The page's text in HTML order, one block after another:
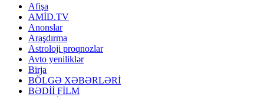
Afişa
AMİD.TV
Anonslar
Araşdırma
Astroloji proqnozlar
Avto yeniliklər
Birja
BÖLGƏ XƏBƏRLƏRİ
BƏDİİ FİLM